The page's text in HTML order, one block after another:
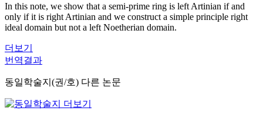
In this note, we show that a semi-prime ring is left Artinian if and
only if it is right Artinian and we construct a simple principle right
ideal domain but not a left Noetherian domain.
더보기
번역결과
동일학술지(권/호) 다른 논문